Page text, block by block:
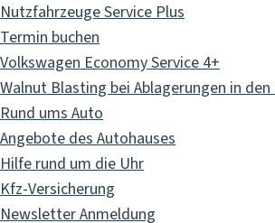
Nutzfahrzeuge Service Plus
Termin buchen
Volkswagen Economy Service 4+
Walnut Blasting bei Ablagerungen in den
Rund ums Auto
Angebote des Autohauses
Hilfe rund um die Uhr
Kfz-Versicherung
Newsletter Anmeldung